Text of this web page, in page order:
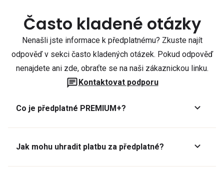
Často kladené otázky
Nenašli jste informace k předplatnému? Zkuste najít
odpověď v sekci často kladených otázek. Pokud odpověď
nenajdete ani zde, obraťte se na naši zákaznickou linku.
Kontaktovat podporu
Co je předplatné PREMIUM+?
Jak mohu uhradit platbu za předplatné?